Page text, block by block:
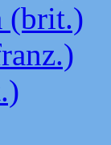
(brit.)